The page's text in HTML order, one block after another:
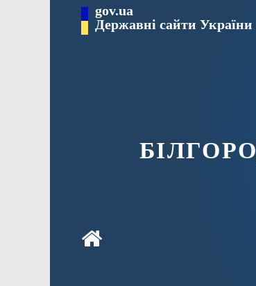
gov.ua
Державні сайти України